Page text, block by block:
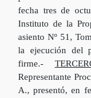
fecha tres de
Instituto de la
asiento Nº 51,
la ejecución del
firme.-
Representante
A., presentó, en